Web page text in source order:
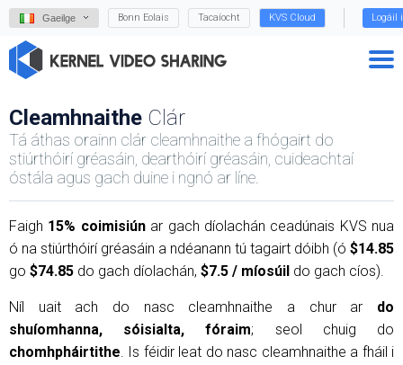
Gaeilge Bonn Eolais Tacaíocht KVS Cloud Logáil
Cleamhnaithe Clár
Tá áthas orainn clár cleamhnaithe a fhógairt do
stiúrthóirí gréasáin, dearthóirí gréasáin, cuideachtaí
óstála agus gach duine i ngnó ar líne.
Faigh 15% coimisiúnar gach díolachán ceadúnais KVS nua
ó na stiúrthóirí gréasáin a ndéanann tú tagairt dóibh (ó $14.85
go $74.85 do gach díolachán, $7.5 / míosúil do gach cíos).
Níl uait ach do nasc cleamhnaithe a chur ar do
shuíomhanna, sóisialta, fóraim; seol chuig do
chomhpháirtithe. Is féidir leat do nasc cleamhnaithe a fháil i